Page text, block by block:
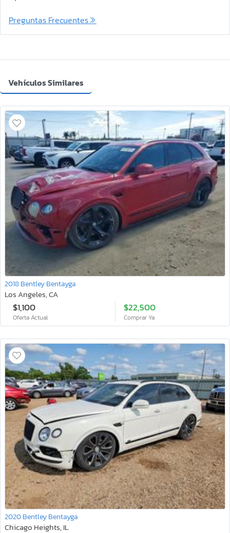
Preguntas Frecuentes
Vehículos Similares
2018 Bentley Bentayga
Los Angeles, CA
$1,100
Oferta Actual
$22,500
Comprar Ya
2020 Bentley Bentayga
Chicago Heights, IL